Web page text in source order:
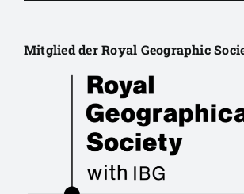
Mitglied der Royal Geographic